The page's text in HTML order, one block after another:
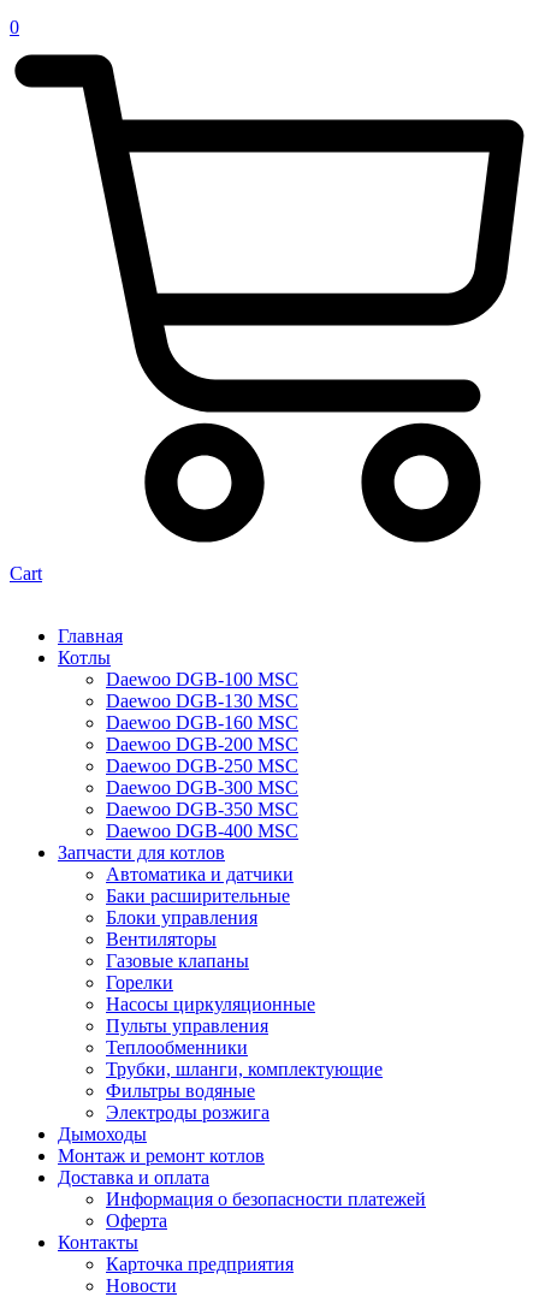
0
Cart
Главная
Котлы
Daewoo DGB-100 MSC
Daewoo DGB-130 MSC
Daewoo DGB-160 MSC
Daewoo DGB-200 MSC
Daewoo DGB-250 MSC
Daewoo DGB-300 MSC
Daewoo DGB-350 MSC
Daewoo DGB-400 MSC
Запчасти для котлов
Автоматика и датчики
Баки расширительные
Блоки управления
Вентиляторы
Газовые клапаны
Горелки
Насосы циркуляционные
Пульты управления
Теплообменники
Трубки, шланги, комплектующие
Фильтры водяные
Электроды розжига
Дымоходы
Монтаж и ремонт котлов
Доставка и оплата
Информация о безопасности платежей
Оферта
Контакты
Карточка предприятия
Новости